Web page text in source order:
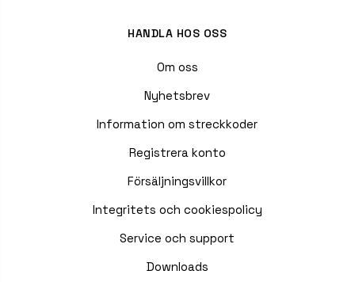
HANDLA HOS OSS
Om oss
Nyhetsbrev
Information om streckkoder
Registrera konto
Försäljningsvillkor
Integritets och cookiespolicy
Service och support
Downloads